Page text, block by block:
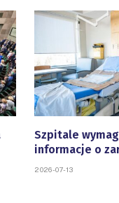
Szpitale
informacje o
2026-07-13